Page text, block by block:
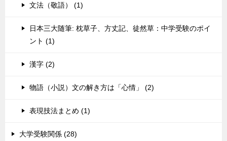
文法（敬語） (1)
日本三大随筆: 枕草子、方丈記、徒然草：中学受験のポイ
ント (1)
漢字 (2)
物語（小説）文の解き方は「心情」 (2)
表現技法まとめ (1)
大学受験関係 (28)